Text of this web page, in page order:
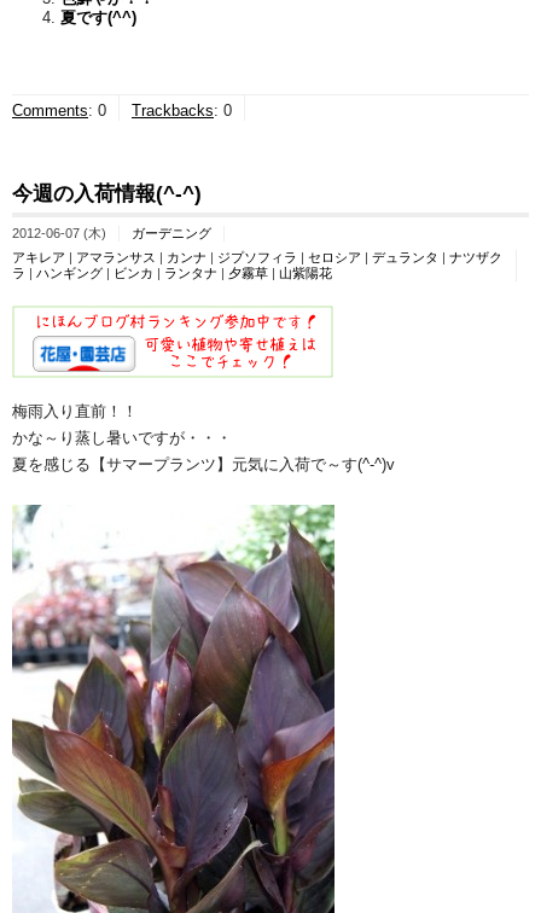
夏です(^^)
Comments: 0 Trackbacks: 0
今週の入荷情報(^-^)
2012-06-07 (木)
ガーデニング
アキレア | アマランサス | カンナ | ジプソフィラ | セロシア | デュランタ | ナツザク
ラ | ハンギング | ビンカ | ランタナ | 夕霧草 | 山紫陽花
梅雨入り直前！！
かな～り蒸し暑いですが・・・
夏を感じる【サマープランツ】元気に入荷で～す(^-^)v